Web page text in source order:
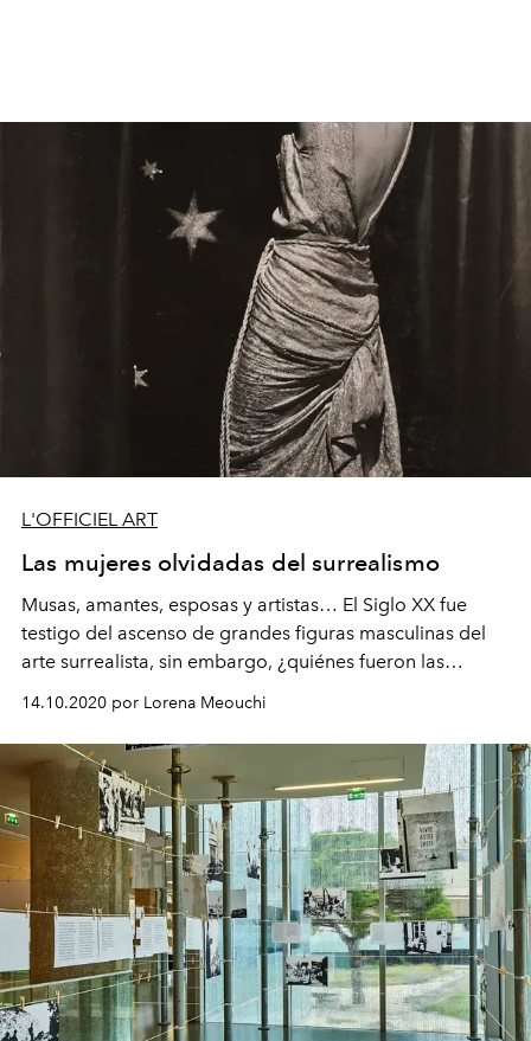
L'OFFICIEL ART
Las mujeres olvidadas del surrealismo
Musas, amantes, esposas y artistas… El Siglo XX fue
testigo del ascenso de grandes figuras masculinas del
arte surrealista, sin embargo, ¿quiénes fueron las
mujeres que inspiraron sus mejores obras?
14.10.2020 por Lorena Meouchi